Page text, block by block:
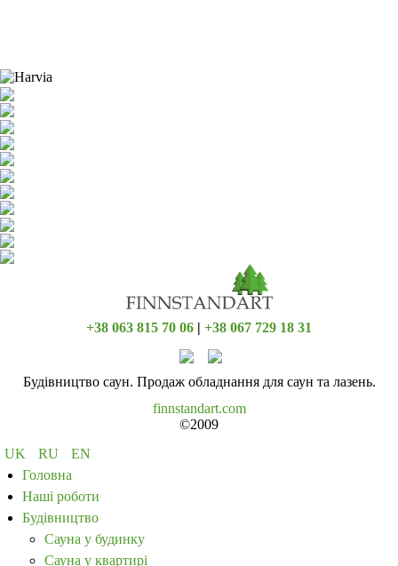
+38 063 815 70 06 | +38 067 729 18 31
Будівництво саун. Продаж обладнання для саун та лазень.
finnstandart.com
©2009
UK
RU
EN
Головна
Наші роботи
Будівництво
Сауна у будинку
Сауна у квартирі